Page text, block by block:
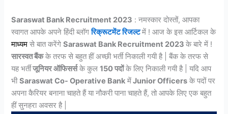
Saraswat Bank Recruitment 2023 : नमस्कार दोस्तों, आपका
स्वागत आपके अपने हिंदी ब्लॉगरिक्रूटमेंट रिजल्टमें ! आज के इस आर्टिकल के
माध्यमसे बात करेंगेSaraswat Bank Recruitment 2023 के बारे में !
सारस्वत बैंकके तरफ से बहुत हीं अच्छी भर्ती निकाली गयी है | बैंक के तरफ से
यह भर्तीजूनियर ऑफिसर्सके कुल150 पदोंके लिए निकाली गयी है | यदि आप
भीSaraswat Co- Operative Bank मेंJunior Officers के पदों पर
अपना कैरियर बनाना चाहते हैं या नौकरी पाना चाहते हैं, तो आपके लिए एक बहुत
हीं सुनहरा अवसर है |